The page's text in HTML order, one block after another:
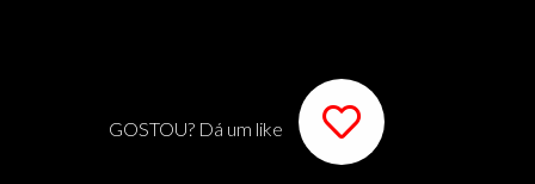
GOSTOU? Dá um like